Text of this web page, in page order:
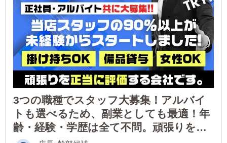
3つの職種でスタッフ大募集！アルバイ
トも選べるため、副業としても最適！年
齢・経験・学歴は全て不問。頑張りを正